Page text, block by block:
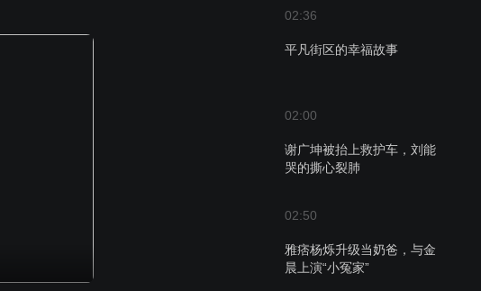
02:36
平凡街区的幸福故事
02:00
谢广坤被抬上救护车，刘能
哭的撕心裂肺
02:50
雅痞杨烁升级当奶爸，与金
晨上演“小冤家”